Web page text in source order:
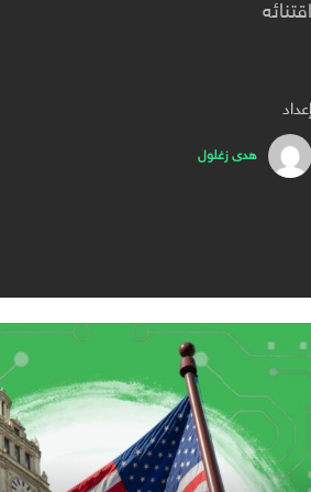
اقتنائه
إعداد
هدى زغلول